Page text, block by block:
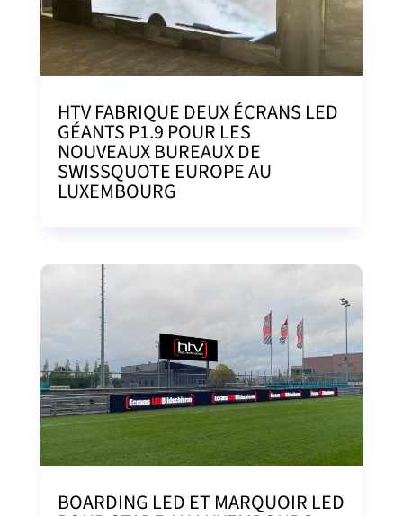
HTV FABRIQUE DEUX ÉCRANS LED
GÉANTS P1.9 POUR LES
NOUVEAUX BUREAUX DE
SWISSQUOTE EUROPE AU
LUXEMBOURG
BOARDING LED ET MARQUOIR LED